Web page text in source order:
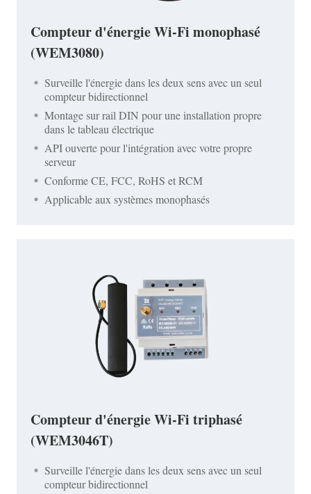
Compteur d'énergie Wi-Fi monophasé
(WEM3080)
Surveille l'énergie dans les deux sens avec un seul
compteur bidirectionnel
Montage sur rail DIN pour une installation propre
dans le tableau électrique
API ouverte pour l'intégration avec votre propre
serveur
Conforme CE, FCC, RoHS et RCM
Applicable aux systèmes monophasés
Compteur d'énergie Wi-Fi triphasé
(WEM3046T)
Surveille l'énergie dans les deux sens avec un seul
compteur bidirectionnel